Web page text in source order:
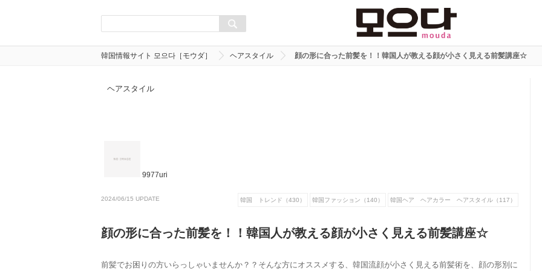
韓国情報サイト 모으다［モウダ］ ヘアスタイル 顔の形に合った前髪を！！韓国人が教える顔が小さく見える前髪講座☆
ヘアスタイル
9977uri
2024/06/15 UPDATE 韓国 トレンド（430） 韓国ファッション（140） 韓国ヘア ヘアカラー ヘアスタイル（117）
顔の形に合った前髪を！！韓国人が教える顔が小さく見える前髪講座☆
前髪でお困りの方いらっしゃいませんか？？そんな方にオススメする、韓国流顔が小さく見える前髪術を、顔の形別に